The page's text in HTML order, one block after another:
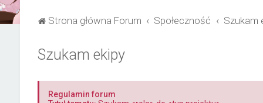
Strona główna Forum Społeczność Szukam
Szukam ekipy
Regulamin forum